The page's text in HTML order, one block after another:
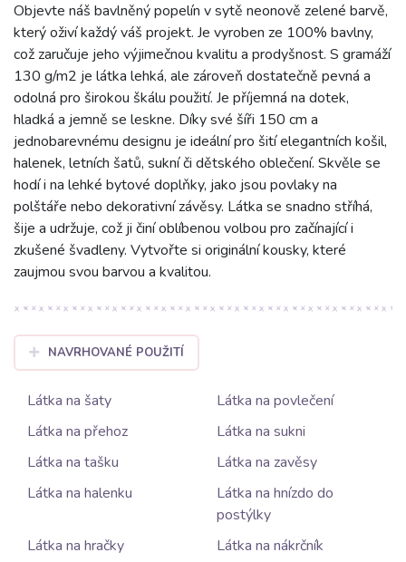
Objevte náš bavlněný popelín v sytě neonově zelené barvě,
který oživí každý váš projekt. Je vyroben ze 100% bavlny,
což zaručuje jeho výjimečnou kvalitu a prodyšnost. S gramáží
130 g/m2 je látka lehká, ale zároveň dostatečně pevná a
odolná pro širokou škálu použití. Je příjemná na dotek,
hladká a jemně se leskne. Díky své šíři 150 cm a
jednobarevnému designu je ideální pro šití elegantních košil,
halenek, letních šatů, sukní či dětského oblečení. Skvěle se
hodí i na lehké bytové doplňky, jako jsou povlaky na
polštáře nebo dekorativní závěsy. Látka se snadno stříhá,
šije a udržuje, což ji činí oblíbenou volbou pro začínající i
zkušené švadleny. Vytvořte si originální kousky, které
zaujmou svou barvou a kvalitou.
NAVRHOVANÉ POUŽITÍ
Látka na šaty
Látka na povlečení
Látka na přehoz
Látka na sukni
Látka na tašku
Látka na zavěsy
Látka na halenku
Látka na hnízdo do
postýlky
Látka na hračky
Látka na nákrčník